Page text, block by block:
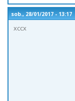
sob., 28/01/2017 - 13:17
xccx